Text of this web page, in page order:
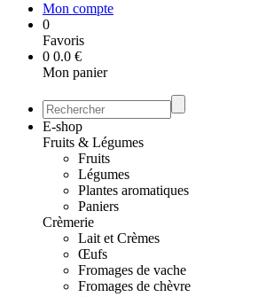
Mon compte
0
Favoris
0 0.0 €
Mon panier
E-shop
Fruits & Légumes
Fruits
Légumes
Plantes aromatiques
Paniers
Crèmerie
Lait et Crèmes
Œufs
Fromages de vache
Fromages de chèvre